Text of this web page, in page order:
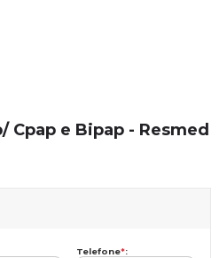
Cpap e Bipap - Resmed
Telefone*: